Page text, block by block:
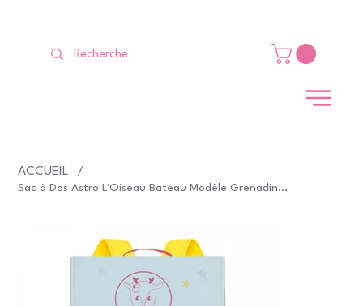
ACCUEIL /
Sac à Dos Astro L'Oiseau Bateau Modèle Grenadine et Ciel